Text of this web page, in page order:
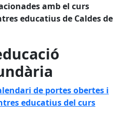
amb el curs
educatius de Caldes de
de portes obertes i
educatius del curs